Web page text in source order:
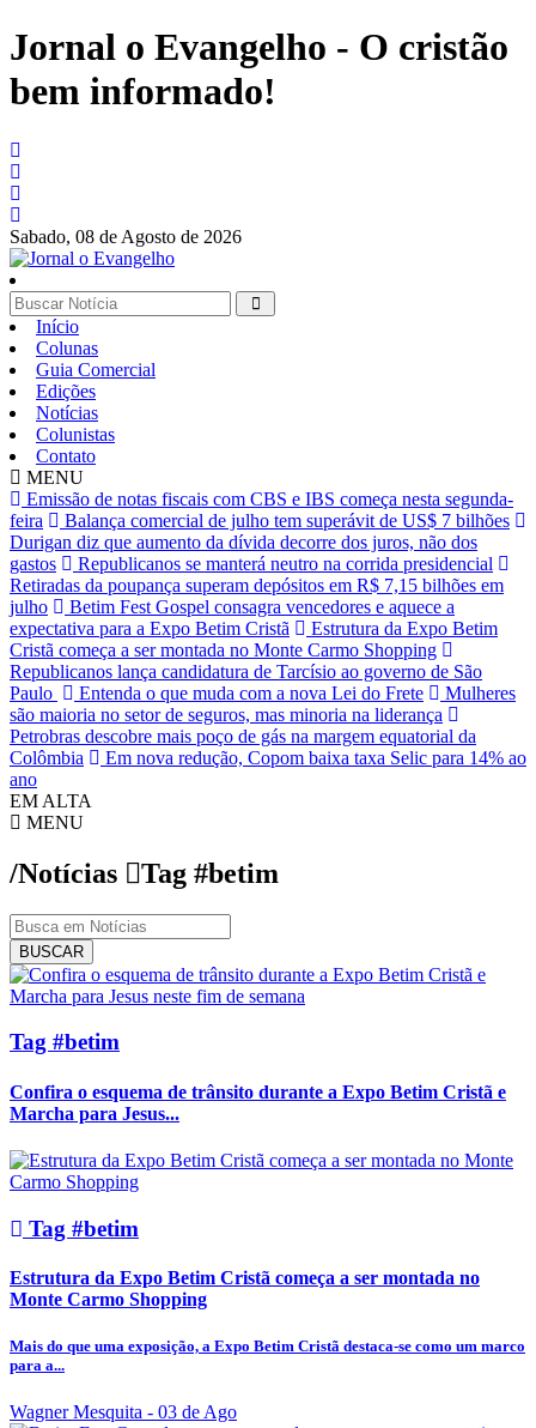
Jornal o Evangelho - O cristão
bem informado!
Sabado, 08 de Agosto de 2026
Início
Colunas
Guia Comercial
Edições
Notícias
Colunistas
Contato
MENU
Emissão de notas fiscais com CBS e IBS começa nesta segunda-
feira
Balança comercial de julho tem superávit de US$ 7 bilhões
Durigan diz que aumento da dívida decorre dos juros, não dos
gastos
Republicanos se manterá neutro na corrida presidencial
Retiradas da poupança superam depósitos em R$ 7,15 bilhões em
julho
Betim Fest Gospel consagra vencedores e aquece a
expectativa para a Expo Betim Cristã
Estrutura da Expo Betim
Cristã começa a ser montada no Monte Carmo Shopping
Republicanos lança candidatura de Tarcísio ao governo de São
Paulo
Entenda o que muda com a nova Lei do Frete
Mulheres
são maioria no setor de seguros, mas minoria na liderança
Petrobras descobre mais poço de gás na margem equatorial da
Colômbia
Em nova redução, Copom baixa taxa Selic para 14% ao
ano
EM ALTA
MENU
/Notícias Tag #betim
BUSCAR
Tag #betim
Confira o esquema de trânsito durante a Expo Betim Cristã e
Marcha para Jesus...
Tag #betim
Estrutura da Expo Betim Cristã começa a ser montada no
Monte Carmo Shopping
Mais do que uma exposição, a Expo Betim Cristã destaca-se como um marco
para a...
Wagner Mesquita - 03 de Ago